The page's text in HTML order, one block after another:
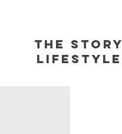
The Story
L ifestyle